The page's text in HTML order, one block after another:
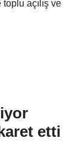
açılış ve
etti